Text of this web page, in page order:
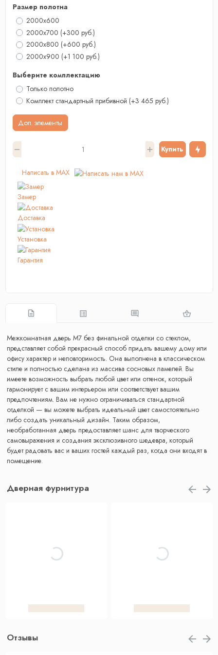
Размер полотна
2000x600
2000x700 (+300 руб.)
2000х800 (+600 руб.)
2000x900 (+1 100 руб.)
Выберите комплектацию
Только полотно
Комплект стандартный прибивной (+3 465 руб.)
Доп. элементы
Купить
Написать в MAX
Замер
Доставка
Установка
Гарантия
Межкомнатная дверь М7 без финальной отделки со стеклом,
представляет собой прекрасный способ придать вашему дому или
офису характер и неповторимость. Она выполнена в классическом
стиле и полностью сделана из массива сосновых ламелей. Вы
имеете возможность выбрать любой цвет или оттенок, который
гармонирует с вашим интерьером или соответствует вашим
предпочтениям. Вам не нужно ограничиваться стандартной
отделкой — вы можете выбрать идеальный цвет самостоятельно
либо создать уникальный дизайн. Таким образом,
необработанная дверь предоставляет шанс для творческого
самовыражения и создания эксклюзивного шедевра, который
будет радовать вас и ваших гостей каждый раз, когда они входят в
помещение.
Дверная фурнитура
Отзывы